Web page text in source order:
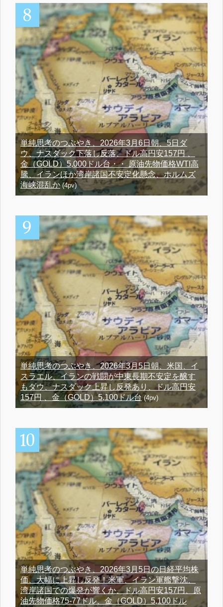
単純思考のつぶやき、2026年3月6日朝、5日ダ
ウ、ナスダック下落し反落、ドル高円安157円 、
金（GOLD）5,000ドル台・・ 原油先物価格WTI高
騰、イランほか湾岸諸国不安定化懸念、ホルムズ
海峡混乱か(4pv)
単純思考のつぶやき、2026年3月5日朝、米国、イ
スラエル、イランの戦闘が中東長期不安定を醸す
もダウ、ナスダック上昇し反発あり、ドル高円安
157円 、金（GOLD）5,100ドル台(4pv)
単純思考のつぶやき、2026年3月5日の日経平均株
価、大幅に上昇し反発！米軍、イラン軍艦撃沈、
湾岸諸国での爆発が響くか、ドル高円安157円、原
油先物価格75-77ドル、金（GOLD）5,100ドル